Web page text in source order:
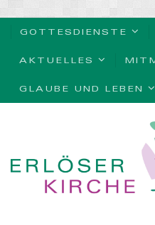
GOTTESDIENSTE
AKTUELLES
GLAUBE UND LEBEN